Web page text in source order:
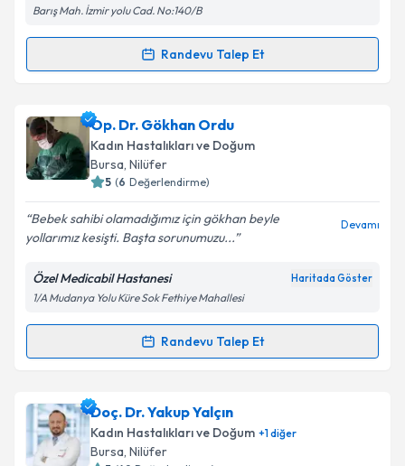
Kişisel verilerimin işlenmesine ilişkin
Metni'ni okudum ve kişisel verilerimin belirtilen
Takvim Talebini Gönder
Barış Mah. İzmir yolu Cad. No:140/B
Randevu Talep Et
Randevu Takvimi Talebi
Op. Dr. Bülent Kayhaniçin randevu takvimi talebi
oluşturun. Size bu uzmandan randevu almanız için bir
takvim hazırlandığında e-posta ile bilgilendireceğiz.
Kişisel verilerimin işlenmesine ilişkin
Aydınlatma
Metni'ni okudum ve kişisel verilerimin belirtilen
kapsamda işlenmesini kabul ediyorum.
Op. Dr. Gökhan Ordu
Kadın Hastalıkları ve Doğum
Bursa, Nilüfer
5 (6 Değerlendirme)
Bebek sahibi olamadığımız için gökhan beyle
yollarımız kesişti. Başta sorunumuzu...
Devamı
Özel Medicabil Hastanesi Haritada Göster
1/A Mudanya Yolu Küre Sok Fethiye Mahallesi
Randevu Talep Et
Randevu Takvimi Talebi
Op. Dr. Gökhan Orduiçin randevu takvimi talebi
oluşturun. Size bu uzmandan randevu almanız için bir
takvim hazırlandığında e-posta ile bilgilendireceğiz.
Doç. Dr. Yakup Yalçın
Kadın Hastalıkları ve Doğum +1diğer
Bursa, Nilüfer